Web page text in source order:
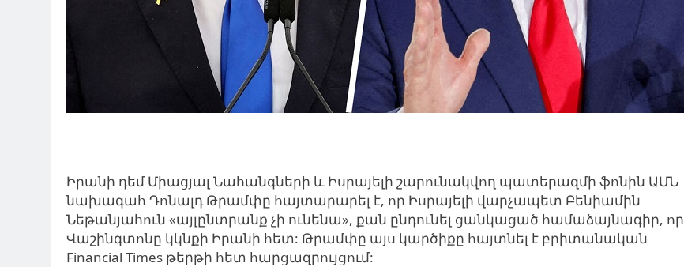
Իրանի դեմ Միացյալ Նահանգների և Իսրայելի շարունակվող պատերազմի ֆոնին ԱՄՆ
նախագահ Դոնալդ Թրամփը հայտարարել է, որ Իսրայելի վարչապետ Բենիամին
Նեթանյահուն «այլընտրանք չի ունենա», քան ընդունել ցանկացած համաձայնագիր, որ
Վաշինգտոնը կկնքի Իրանի հետ: Թրամփը այս կարծիքը հայտնել է բրիտանական
Financial Times թերթի հետ հարցազրույցում: